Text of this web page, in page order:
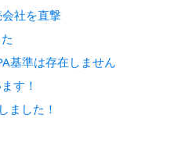
社を直撃
基準は存在しません
す！
ました！